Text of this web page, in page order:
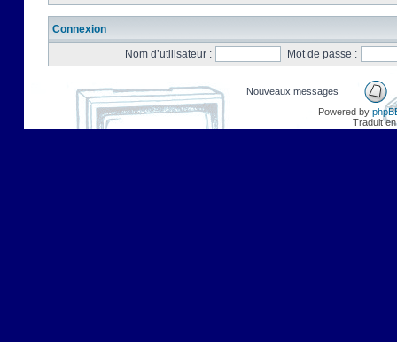
Connexion
Nom d’utilisateur :
Mot de passe :
Nouveaux messages
Powered by
Traduit